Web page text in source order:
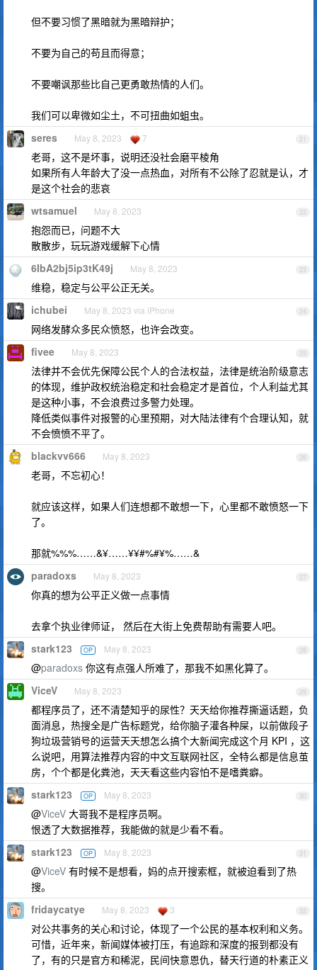
但不要习惯了黑暗就为黑暗辩护；
不要为自己的苟且而得意；
不要嘲讽那些比自己更勇敢热情的人们。
我们可以卑微如尘土，不可扭曲如蛆虫。
21
seres May 8, 2023 7
老哥，这不是坏事，说明还没社会磨平棱角
如果所有人年龄大了没一点热血，对所有不公除了忍就是认，才
是这个社会的悲哀
22
wtsamuel May 8, 2023
抱怨而已，问题不大
散散步，玩玩游戏缓解下心情
23
6IbA2bj5ip3tK49j May 8, 2023
维稳，稳定与公平公正无关。
24
ichubei May 8, 2023 via iPhone
网络发酵众多民众愤怒，也许会改变。
25
fivee May 8, 2023
法律并不会优先保障公民个人的合法权益，法律是统治阶级意志
的体现，维护政权统治稳定和社会稳定才是首位，个人利益尤其
是这种小事，不会浪费过多警力处理。
降低类似事件对报警的心里预期，对大陆法律有个合理认知，就
不会愤愤不平了。
26
blackvv666 May 8, 2023
老哥，不忘初心！
就应该这样，如果人们连想都不敢想一下，心里都不敢愤怒一下
了。
那就%%%……&¥……¥¥#%#¥%……&
27
paradoxs May 8, 2023
你真的想为公平正义做一点事情
去拿个执业律师证， 然后在大街上免费帮助有需要人吧。
28
stark123 OP May 8, 2023
@paradoxs 你这有点强人所难了，那我不如黑化算了。
29
ViceV May 8, 2023
都程序员了，还不清楚知乎的尿性？天天给你推荐撕逼话题，负
面消息，热搜全是广告标题党，给你脑子灌各种屎，以前做段子
狗垃圾营销号的运营天天想怎么搞个大新闻完成这个月 KPI ，这
么说吧，用算法推荐内容的中文互联网社区，全特么都是信息茧
房，个个都是化粪池，天天看这些内容怕不是嗜粪癖。
30
stark123 OP May 8, 2023
@ViceV 大哥我不是程序员啊。
恨透了大数据推荐，我能做的就是少看不看。
31
stark123 OP May 8, 2023
@ViceV 有时候不是想看，妈的点开搜索框，就被迫看到了热
搜。
32
fridaycatye May 8, 2023 3
对公共事务的关心和讨论，体现了一个公民的基本权利和义务。
可惜，近年来，新闻媒体被打压，有追踪和深度的报到都没有
了，有的只是官方和稀泥，民间快意恩仇，替天行道的朴素正义